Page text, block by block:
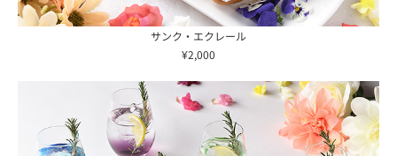
サンク・エクレール
¥2,000